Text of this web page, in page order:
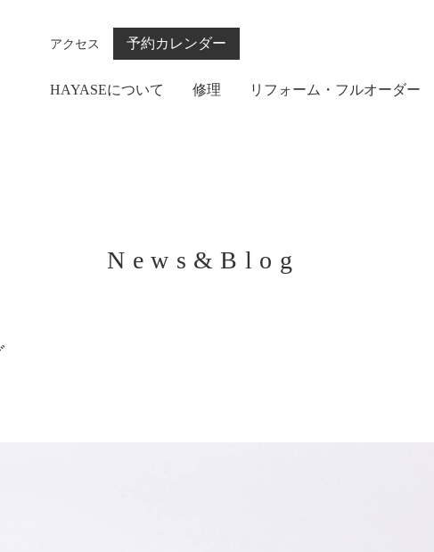
アクセス 予約カレンダー
HAYASEについて 修理 リフォーム・フルオーダー
News&Blog